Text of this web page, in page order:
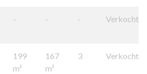
- - - Verkocht
199
m²
167
m²
3 Verkocht